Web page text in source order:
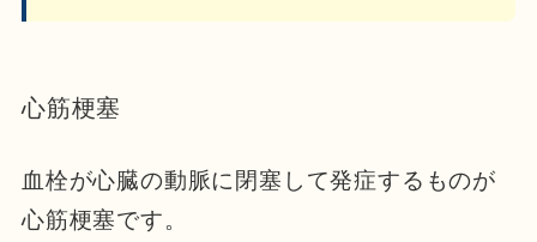
心筋梗塞
血栓が心臓の動脈に閉塞して発症するものが
心筋梗塞です。